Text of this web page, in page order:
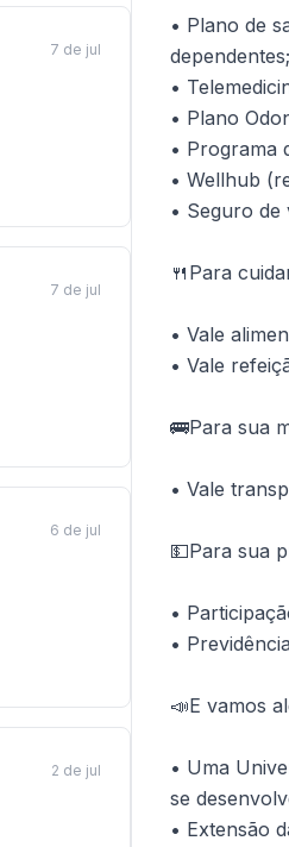
7 de jul
7 de jul
6 de jul
2 de jul
• Plano de
dependentes;
•
• Plano
• Programa
• Wellhub
• Seguro de
🍴Para
• Vale
• Vale
🚌Para sua
• Vale
💵Para sua
•
•
📣E vamos
• Uma
se
• Extensão